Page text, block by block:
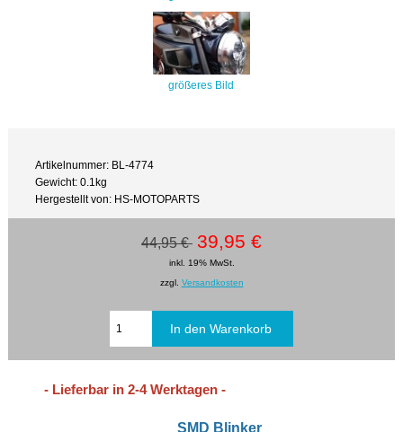
größeres Bild
Artikelnummer: BL-4774
Gewicht: 0.1kg
Hergestellt von: HS-MOTOPARTS
44,95 € 39,95 €
inkl. 19% MwSt.
zzgl. Versandkosten
- Lieferbar in 2-4 Werktagen -
SMD Blinker